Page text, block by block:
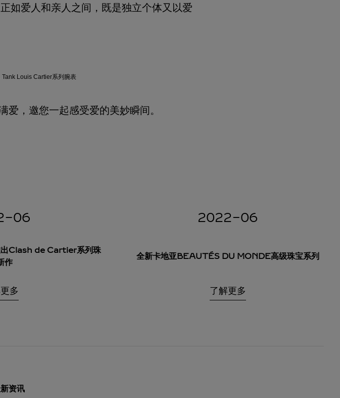
如爱人和亲人之间，既是独立个体又以爱
Louis Cartier系列腕表
爱，邀您一起感受爱的美妙瞬间。
06
出Clash de Cartier系列珠
作
多
2022-06
全新卡地亚BEAUTÉS DU MONDE高级珠宝系列
了解更多
资讯